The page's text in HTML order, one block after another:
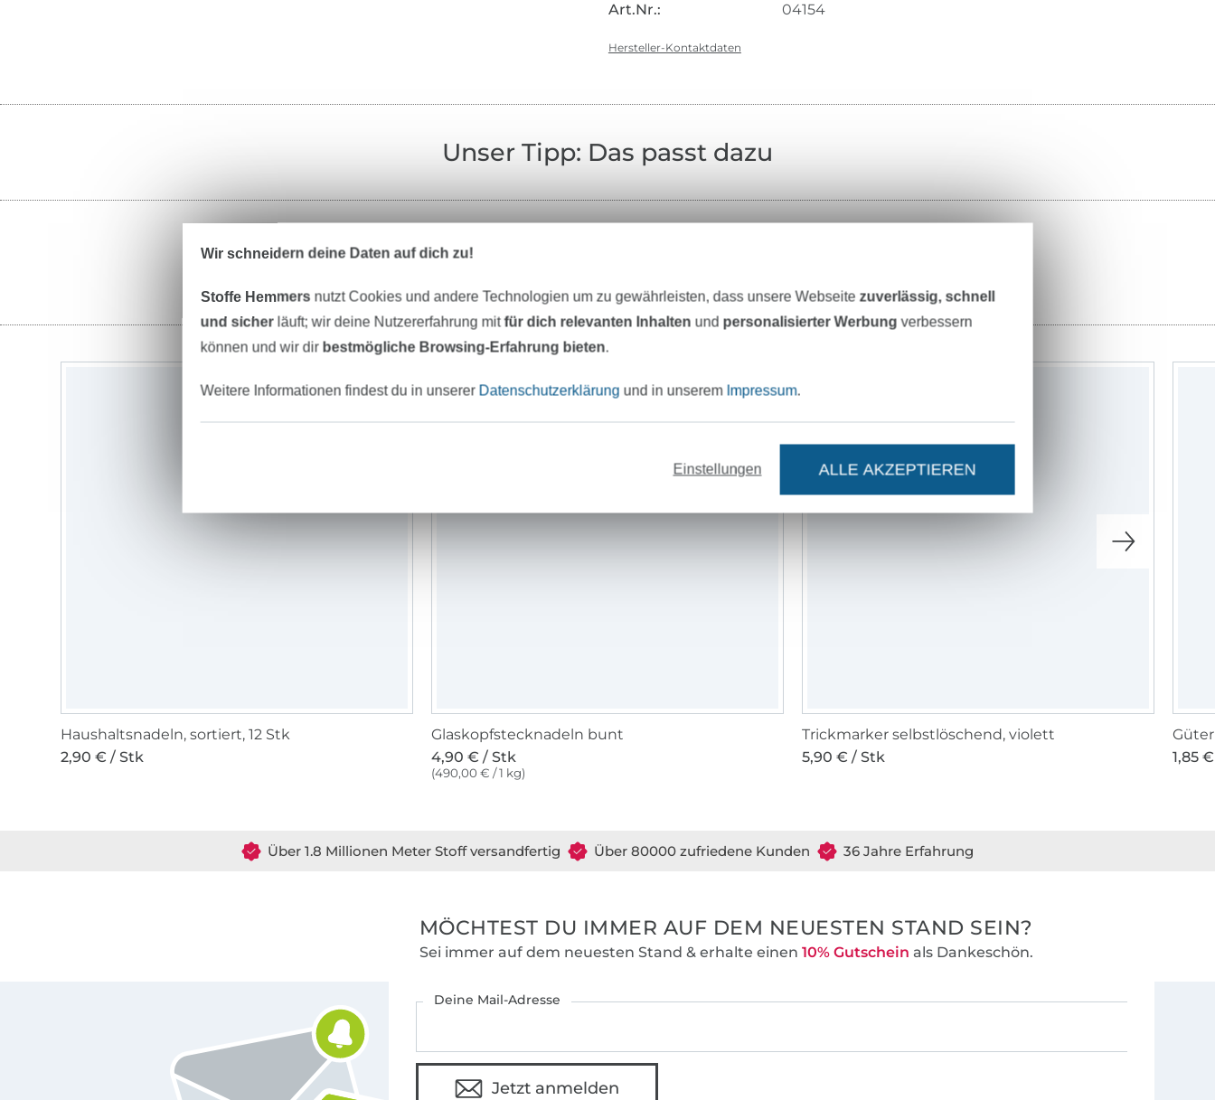
Art.Nr.:
04154
Hersteller-Kontaktdaten
Unser Tipp: Das passt dazu
Nähzubehör Bücher
Haushaltsnadeln, sortiert, 12 Stk
2,90 € / Stk
Glaskopfstecknadeln bunt
4,90 € / Stk
(490,00 € / 1 kg)
Trickmarker selbstlöschend, violett
5,90 € / Stk
1,85
Über 1.8 Millionen Meter Stoff versandfertig Über 80000 zufriedene Kunden 36 Jahre Erfahrung
MÖCHTEST DU IMMER AUF DEM NEUESTEN STAND SEIN?
Sei immer auf dem neuesten Stand & erhalte einen 10% Gutschein als Dankeschön.
Deine Mail-Adresse
Jetzt anmelden
Wir schneidern deine Daten auf dich zu!
Stoffe Hemmers nutzt Cookies und andere Technologien um zu gewährleisten, dass unsere Webseitezuverlässig, schnell
und sicherläuft; wir deine Nutzererfahrung mitfür dich relevanten Inhalten und personalisierter Werbung verbessern
können und wir dir bestmögliche Browsing-Erfahrung bieten.
Weitere Informationen findest du in unserer Datenschutzerklärung und in unserem Impressum.
Einstellungen ALLE AKZEPTIEREN